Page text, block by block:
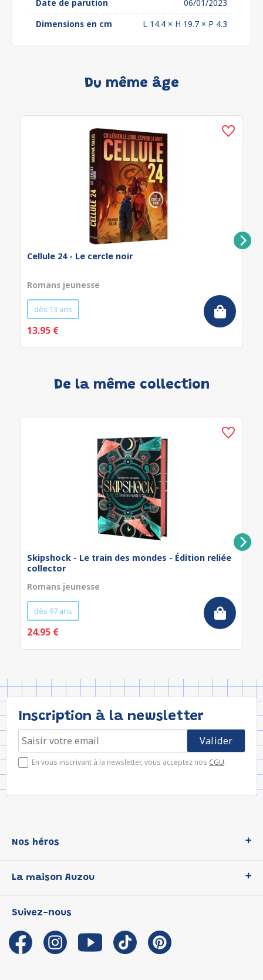
Date de parution
06/01/2023
Dimensions en cm
L 14.4 × H 19.7 × P 4.3
Du même âge
Cellule 24 - Le cercle noir
Romans jeunesse
dès 13 ans
13.95 €
De la même collection
Skipshock - Le train des mondes - Édition reliée
collector
Romans jeunesse
dès 97 ans
24.95 €
Inscription à la newsletter
En vous inscrivant à la newsletter, vous acceptez nos CGU.
Nos héros
P'tit Loup
Les Influenceuses
Migali
Petite Taupe
La maison Auzou
Notre histoire
Auzou s'engage
Auteurs et illustrateurs Auzou
Suivez-nous